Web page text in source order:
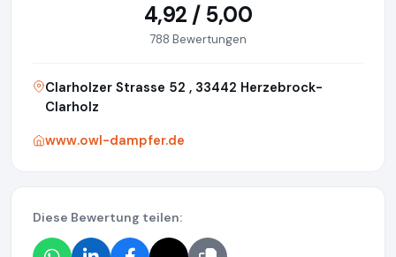
4,92 / 5,00
788 Bewertungen
Clarholzer Strasse 52 , 33442 Herzebrock-
Clarholz
www.owl-dampfer.de
Diese Bewertung teilen: